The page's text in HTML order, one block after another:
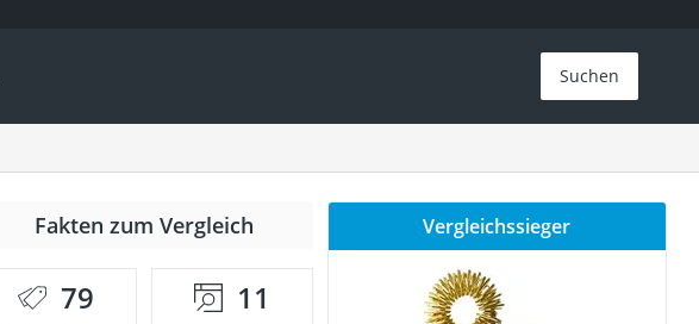
Suchen
Fakten zum Vergleich
79 11
Vergleichssieger